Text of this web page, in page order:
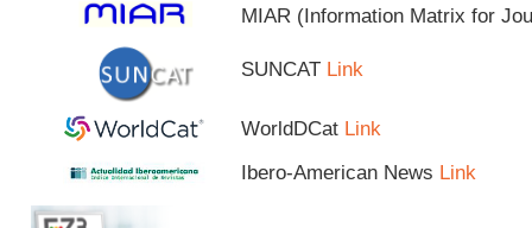
MIAR (Information Matrix for
SUNCAT Link
WorldDCat Link
Ibero-American News Link